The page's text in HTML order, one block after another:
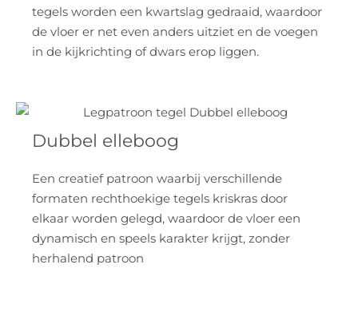
Dubbel elleboog
Een creatief patroon waarbij verschillende
formaten rechthoekige tegels kriskras door
elkaar worden gelegd, waardoor de vloer een
dynamisch en speels karakter krijgt, zonder
herhalend patroon
tegels worden een kwartslag gedraaid, waardoor
de vloer er net even anders uitziet en de voegen
in de kijkrichting of dwars erop liggen.